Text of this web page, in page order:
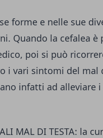
for­me e nelle sue
Quando la cefalea
poi si può
i vari sintomi del mal
infatti ad alleviare
MAL DI TESTA: la